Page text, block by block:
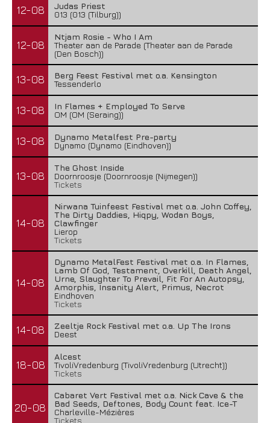
12-08
Judas Priest
013 (013 (Tilburg))
12-08
Ntjam Rosie - Who I Am
Theater aan de Parade (Theater aan de Parade
(Den Bosch))
13-08
Berg Feest Festival met o.a. Kensington
Tessenderlo
13-08
In Flames + Employed To Serve
OM (OM (Seraing))
13-08
Dynamo Metalfest Pre-party
Dynamo (Dynamo (Eindhoven))
13-08
The Ghost Inside
Doornroosje (Doornroosje (Nijmegen))
Tickets
14-08
Nirwana Tuinfeest Festival met o.a. John Coffey,
The Dirty Daddies, Hiqpy, Wodan Boys,
Clawfinger
Lierop
Tickets
14-08
Dynamo MetalFest Festival met o.a. In Flames,
Lamb Of God, Testament, Overkill, Death Angel,
Urne, Slaughter To Prevail, Fit For An Autopsy,
Amorphis, Insanity Alert, Primus, Necrot
Eindhoven
Tickets
14-08
Zeeltje Rock Festival met o.a. Up The Irons
Deest
18-08
Alcest
TivoliVredenburg (TivoliVredenburg (Utrecht))
Tickets
20-08
Cabaret Vert Festival met o.a. Nick Cave & the
Bad Seeds, Deftones, Body Count feat. Ice-T
Charleville-Mézières
Tickets